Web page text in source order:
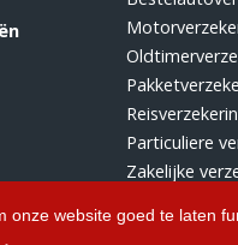
onze website goed te laten
Particuliere
Zakelijke